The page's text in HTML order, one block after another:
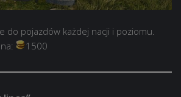
do pojazdów każdej nacji i poziomu.
1500